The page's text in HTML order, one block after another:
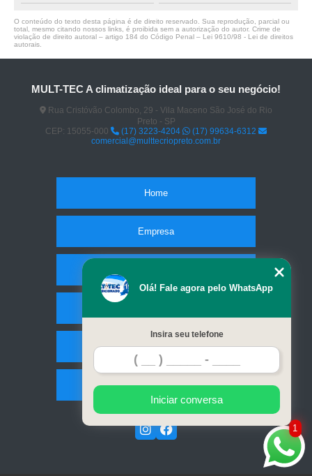
O conteúdo do texto desta página é de direito reservado. Sua reprodução, parcial ou
total, mesmo citando nossos links, é proibida sem a autorização do autor. Crime de
violação de direito autoral – artigo 184 do Código Penal – Lei 9610/98 - Lei de direitos
autorais
MULT-TEC A climatização ideal para o seu negócio!
Rua Cristóvão Colombo, 29 - Vila Maceno São José do Rio
Preto - SP
CEP: 15055-000
(17) 3223-4204
(17) 99634-6312
comercial@multtecriopreto.com.br
Home
Empresa
Contato
Mapa do site
1
Olá! Fale agora pelo WhatsApp
Insira seu telefone
Iniciar conversa